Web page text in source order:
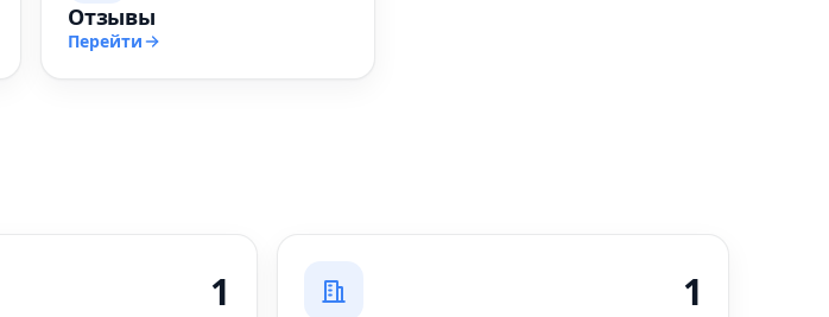
Отзывы
Перейти
1 1